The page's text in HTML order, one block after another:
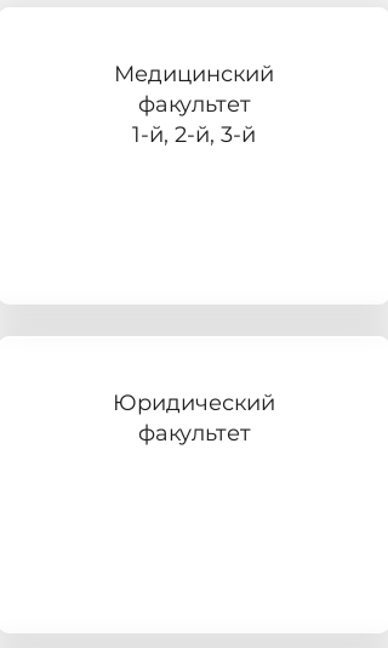
Медицинский
факультет
1-й, 2-й, 3-й
Юридический
факультет